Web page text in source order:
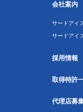
会社案内
サードアイ
サードアイ
採用情報
取得特許
代理店募